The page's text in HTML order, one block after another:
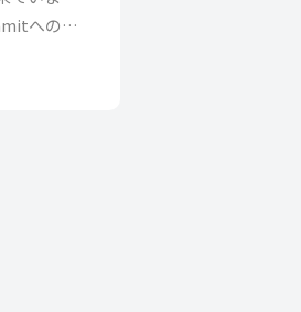
への参
棄が多い